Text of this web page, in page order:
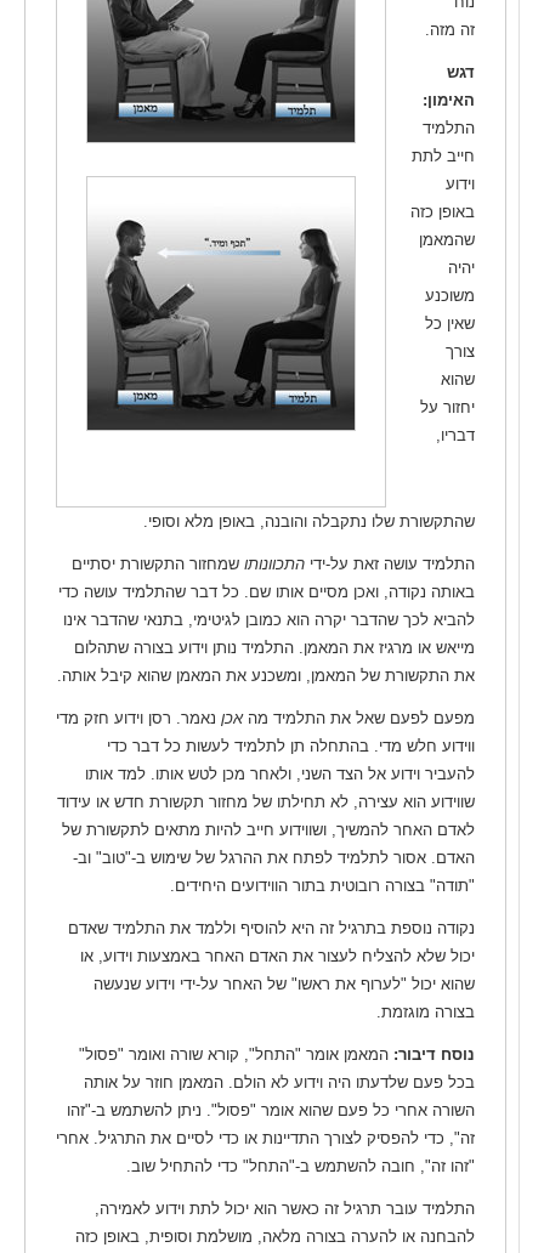
זה מזה.
דגש
האימון:
התלמיד
חייב לתת
וידוע
באופן כזה
שהמאמן
יהיה
משוכנע
שאין כל
צורך
שהוא
יחזור על
דבריו,
שהתקשורת שלו נתקבלה והובנה, באופן מלא וסופי.
התלמיד עושה זאת על-ידי התכוונותו שמחזור התקשורת יסתיים
באותה נקודה, ואכן מסיים אותו שם. כל דבר שהתלמיד עושה כדי
להביא לכך שהדבר יקרה הוא כמובן לגיטימי, בתנאי שהדבר אינו
מייאש או מרגיז את המאמן. התלמיד נותן וידוע בצורה שתהלום
את התקשורת של המאמן, ומשכנע את המאמן שהוא קיבל אותה.
מפעם לפעם שאל את התלמיד מהאכן נאמר. רסן וידוע חזק מדי
ווידוע חלש מדי. בהתחלה תן לתלמיד לעשות כל דבר כדי
להעביר וידוע אל הצד השני, ולאחר מכן לטש אותו. למד אותו
שווידוע הוא עצירה, לא תחילתו של מחזור תקשורת חדש או עידוד
לאדם האחר להמשיך, ושווידוע חייב להיות מתאים לתקשורת של
האדם. אסור לתלמיד לפתח את ההרגל של שימוש ב-"טוב" וב-
"תודה" בצורה רובוטית בתור הווידועים היחידים.
נקודה נוספת בתרגיל זה היא להוסיף וללמד את התלמיד שאדם
יכול שלא להצליח לעצור את האדם האחר באמצעות וידוע, או
שהוא יכול "לערוף את ראשו" של האחר על-ידי וידוע שנעשה
בצורה מוגזמת.
נוסח דיבור: המאמן אומר "התחל", קורא שורה ואומר "פסול"
בכל פעם שלדעתו היה וידוע לא הולם. המאמן חוזר על אותה
השורה אחרי כל פעם שהוא אומר "פסול". ניתן להשתמש ב-"זהו
זה", כדי להפסיק לצורך התדיינות או כדי לסיים את התרגיל. אחרי
"זהו זה", חובה להשתמש ב-"התחל" כדי להתחיל שוב.
התלמיד עובר תרגיל זה כאשר הוא יכול לתת וידוע לאמירה,
להבחנה או להערה בצורה מלאה, מושלמת וסופית, באופן כזה